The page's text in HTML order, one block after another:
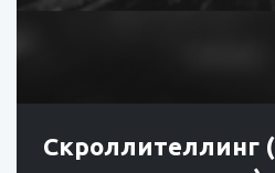
Скроллителлинг